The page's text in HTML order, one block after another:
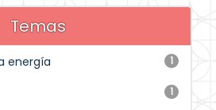
Temas
1
energía
1